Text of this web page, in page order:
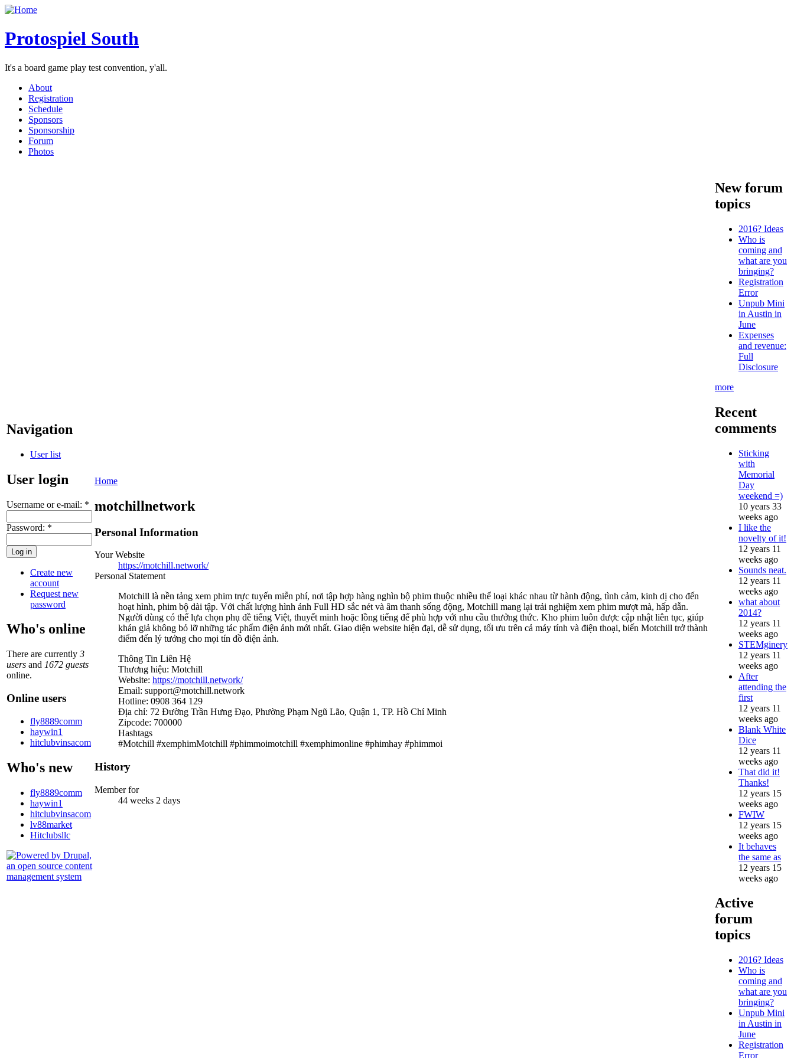
Protospiel South
It's a board game play test convention, y'all.
About
Registration
Schedule
Sponsors
Sponsorship
Forum
Photos
Navigation
User list
User login
Username or e-mail: *
Password: *
Create new
account
Request new
password
Who's online
There are currently 3
users and 1672 guests
online.
Online users
fly8889comm
haywin1
hitclubvinsacom
Who's new
fly8889comm
haywin1
hitclubvinsacom
lv88market
Hitclubsllc
Home
motchillnetwork
Personal Information
Your Website
https://motchill.network/
Personal Statement
Motchill là nền tảng xem phim trực tuyến miễn phí, nơi tập hợp hàng nghìn bộ phim thuộc nhiều thể loại khác nhau từ hành động, tình cảm, kinh dị cho đến
hoạt hình, phim bộ dài tập. Với chất lượng hình ảnh Full HD sắc nét và âm thanh sống động, Motchill mang lại trải nghiệm xem phim mượt mà, hấp dẫn.
Người dùng có thể lựa chọn phụ đề tiếng Việt, thuyết minh hoặc lồng tiếng để phù hợp với nhu cầu thưởng thức. Kho phim luôn được cập nhật liên tục, giúp
khán giả không bỏ lỡ những tác phẩm điện ảnh mới nhất. Giao diện website hiện đại, dễ sử dụng, tối ưu trên cả máy tính và điện thoại, biến Motchill trở thành
điểm đến lý tưởng cho mọi tín đồ điện ảnh.
Thông Tin Liên Hệ
Thương hiệu: Motchill
Website: https://motchill.network/
Email: support@motchill.network
Hotline: 0908 364 129
Địa chỉ: 72 Đường Trần Hưng Đạo, Phường Phạm Ngũ Lão, Quận 1, TP. Hồ Chí Minh
Zipcode: 700000
Hashtags
#Motchill #xemphimMotchill #phimmoimotchill #xemphimonline #phimhay #phimmoi
History
Member for
44 weeks 2 days
New forum
topics
2016? Ideas
Who is
coming and
what are you
bringing?
Registration
Error
Unpub Mini
in Austin in
June
Expenses
and revenue:
Full
Disclosure
more
Recent
comments
Sticking
with
Memorial
Day
weekend =)
10 years 33
weeks ago
I like the
novelty of it!
12 years 11
weeks ago
Sounds neat.
12 years 11
weeks ago
what about
2014?
12 years 11
weeks ago
STEMginery
12 years 11
weeks ago
After
attending the
first
12 years 11
weeks ago
Blank White
Dice
12 years 11
weeks ago
That did it!
Thanks!
12 years 15
weeks ago
FWIW
12 years 15
weeks ago
It behaves
the same as
12 years 15
weeks ago
Active
forum
topics
2016? Ideas
Who is
coming and
what are you
bringing?
Unpub Mini
in Austin in
June
Registration
Error